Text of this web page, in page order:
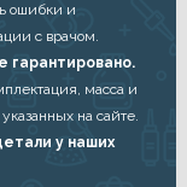
ошибки и
с врачом.
гарантировано.
масса и
на сайте.
у наших